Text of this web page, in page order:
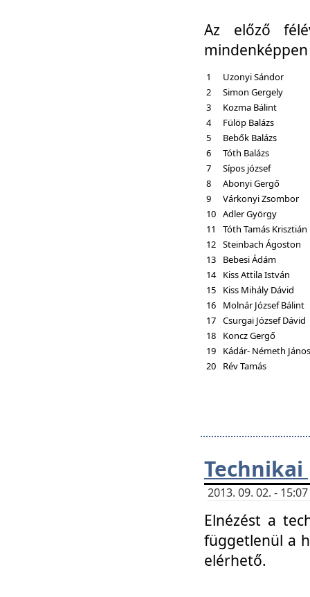
Az előző
1
Uzonyi Sándor
2
Simon Gergely
3
Kozma Bálint
4
Fülöp Balázs
5
Bebők Balázs
6
Tóth Balázs
7
Sípos józsef
8
Abonyi Gergő
9
Várkonyi Zsombor
10 Adler György
11
Tóth Tamás Krisztián
12 Steinbach Ágoston
13
Bebesi Ádám
14 Kiss Attila István
15
Kiss Mihály Dávid
16
Molnár József Bálint
17 Csurgai József Dávid
18
Koncz Gergő
19
Kádár- Németh János
20
Rév Tamás
2013. 09. 02. -
Elnézést a
függetlenül a
elérhető.